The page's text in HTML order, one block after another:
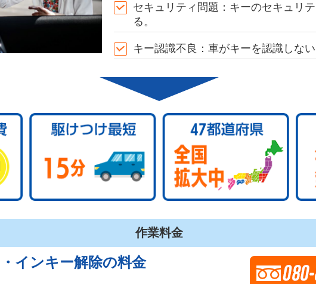
セキュリティ問題：キーのセキュリ
る。
キー認識不良：車がキーを認識しない
作業料金
インキー解除の料金